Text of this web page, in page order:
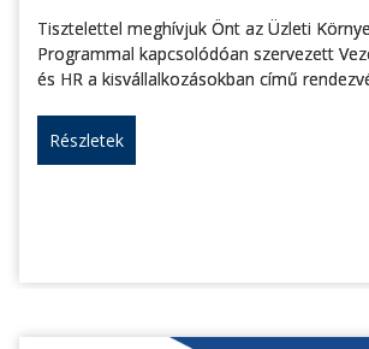
Tisztelettel meghívjuk Önt az Üzleti
Programmal kapcsolódóan szervezett
és HR a kisvállalkozásokban című
Részletek